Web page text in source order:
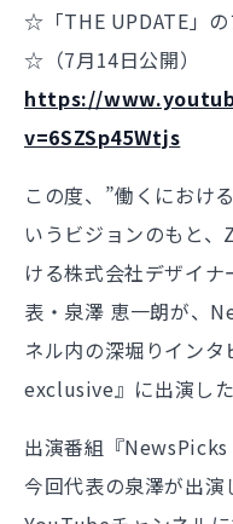
☆「THE UPDATE」の
☆（7月14日公開）
https://
v=6SZSp45Wtjs
この度、”働くにおけ
いうビジョンのもと
ける株式会社デザイ
表・泉澤 恵一朗が、
ネル内の深堀りイン
exclusive』に出演し
出演番組『
今回代表の泉澤が出